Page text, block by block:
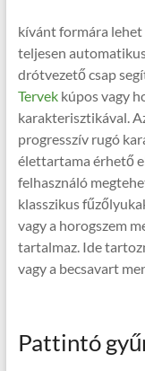
kívánt formára lehet
teljesen
drótvezető csap
Tervekkúpos vagy
karakterisztikával.
progresszív rugó
élettartama érhető
felhasználó
klasszikus
vagy a horogszem
tartalmaz. Ide
vagy a becsavart
Pattintó